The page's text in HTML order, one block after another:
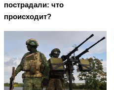
пострадали: что
происходит?